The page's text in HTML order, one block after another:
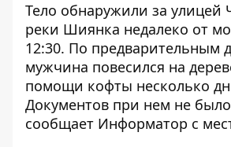
Тело обнаружили за улицей
реки Шиянка недалеко от
12:30. По предварительным
мужчина повесился на
помощи кофты несколько
Документов при нем не
сообщает Информатор с